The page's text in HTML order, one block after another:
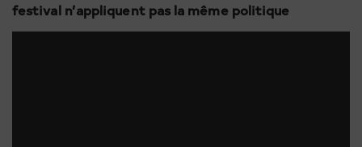
festival n’appliquent pas la même politique